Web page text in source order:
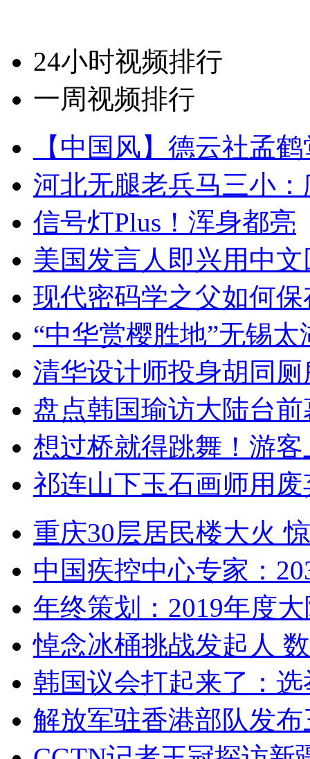
24小时视频排行
一周视频排行
【中国风】德云社孟
河北无腿老兵马三小
信号灯Plus！浑身都亮
美国发言人即兴用中
现代密码学之父如何
“中华赏樱胜地”无锡
清华设计师投身胡同
盘点韩国瑜访大陆台
想过桥就得跳舞！游客
祁连山下玉石画师用
重庆30层居民楼大火
中国疾控中心专家：
年终策划：2019年度
悼念冰桶挑战发起人
韩国议会打起来了：
解放军驻香港部队发